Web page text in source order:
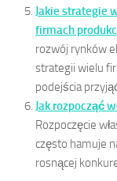
Jakie strategie
firmach
rozwój rynków
strategii wielu
podejścia
Jak rozpocząć
Rozpoczęcie
często hamuje
rosnącej